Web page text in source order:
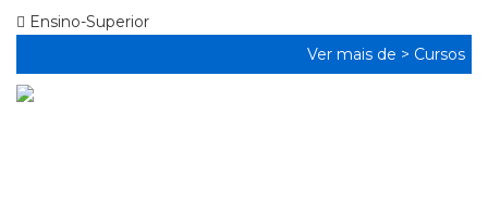
Ensino-Superior
Ver mais de > Cursos